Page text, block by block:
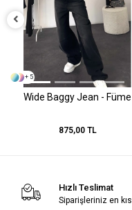
+ 5
Wide Baggy Jean - Füme
875,00 TL
Hızlı Teslimat
Siparişleriniz en